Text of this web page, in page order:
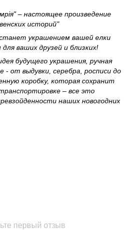
– настоящее произведение
историй"
украшением вашей елки
ваших друзей и близких!
будущего украшения, ручная
от выдувки, серебра, росписи до
коробку, которая сохранит
– все это
наших новогодних
первый отзыв